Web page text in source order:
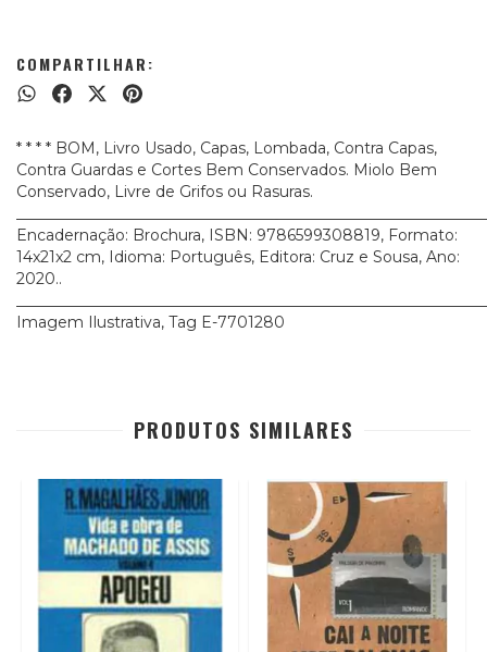
COMPARTILHAR:
* * * * BOM, Livro Usado, Capas, Lombada, Contra Capas,
Contra Guardas e Cortes Bem Conservados. Miolo Bem
Conservado, Livre de Grifos ou Rasuras.
Encadernação: Brochura, ISBN: 9786599308819, Formato:
14x21x2 cm, Idioma: Português, Editora: Cruz e Sousa, Ano:
2020..
Imagem Ilustrativa, Tag E-7701280
PRODUTOS SIMILARES